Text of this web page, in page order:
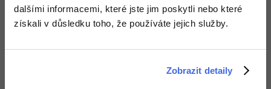
dalšími informacemi, které jste jim poskytli nebo které
získali v důsledku toho, že používáte jejich služby.
Zobrazit detaily
Nahoru Odpovědět